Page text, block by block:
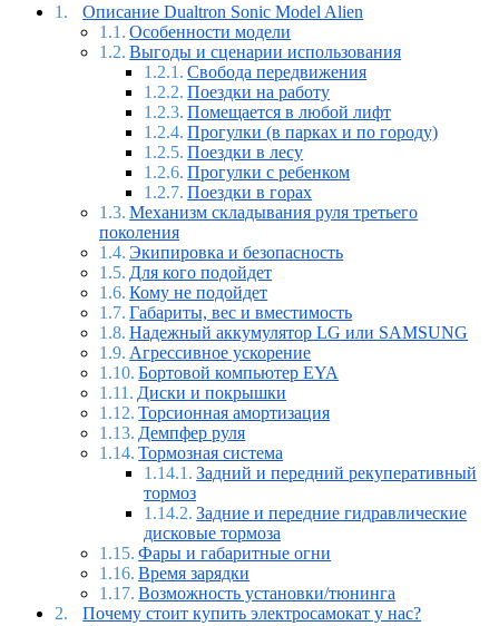
Описание Dualtron Sonic Model Alien
Особенности модели
Выгоды и сценарии использования
Свобода передвижения
Поездки на работу
Помещается в любой лифт
Прогулки (в парках и по городу)
Поездки в лесу
Прогулки с ребенком
Поездки в горах
Механизм складывания руля третьего
поколения
Экипировка и безопасность
Для кого подойдет
Кому не подойдет
Габариты, вес и вместимость
Надежный аккумулятор LG или SAMSUNG
Агрессивное ускорение
Бортовой компьютер EYA
Диски и покрышки
Торсионная амортизация
Демпфер руля
Тормозная система
Задний и передний рекуперативный
тормоз
Задние и передние гидравлические
дисковые тормоза
Фары и габаритные огни
Время зарядки
Возможность установки/тюнинга
Почему стоит купить электросамокат у нас?